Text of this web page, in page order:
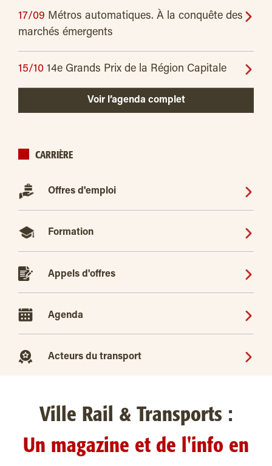
17/09 Métros automatiques. À la conquête des
marchés émergents
15/10 14e Grands Prix de la Région Capitale
Voir l’agenda complet
CARRIÈRE
Offres d'emploi
Formation
Appels d'offres
Agenda
Acteurs du transport
Ville Rail & Transports :
Un magazine et de l'info en